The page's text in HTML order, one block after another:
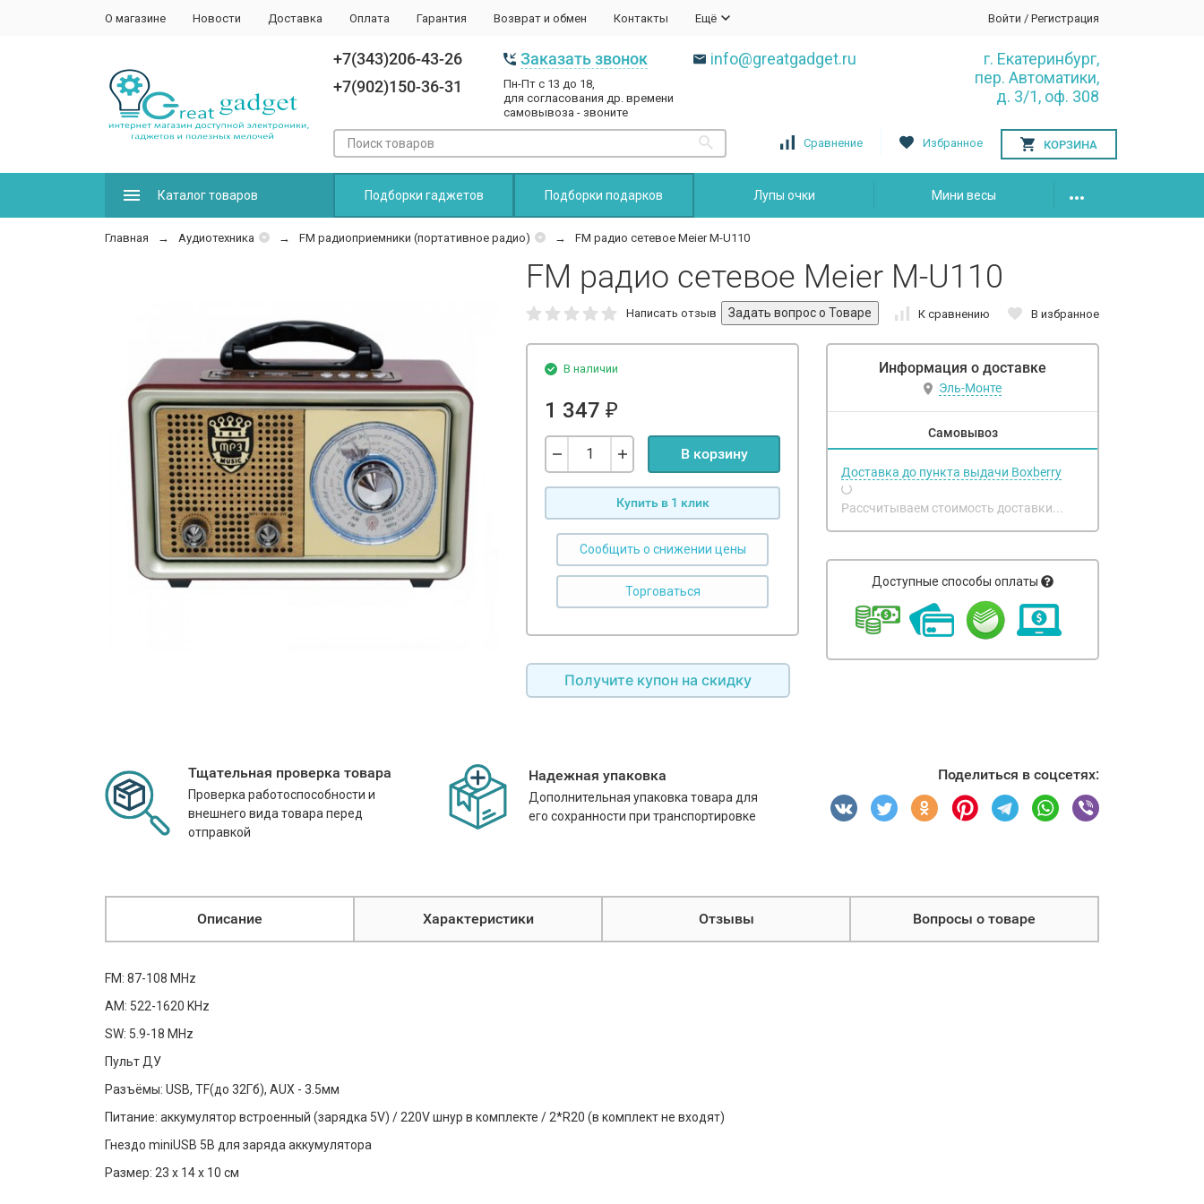
О магазине Новости Доставка Оплата Гарантия Возврат и обмен Контакты Ещё Войти / Регистрация
+7(343)206-43-26
+7(902)150-36-31
Заказать звонок
Пн-Пт с 13 до 18,
для согласования др. времени
самовывоза - звоните
info@greatgadget.ru
г. Екатеринбург,
пер. Автоматики,
д. 3/1, оф. 308
Сравнение Избранное КОРЗИНА
Каталог товаров Подборки гаджетов Подборки подарков Лупы очки Мини весы
Главная Аудиотехника FM радиоприемники (портативное радио) FM радио сетевое Meier M-U110
FM радио сетевое Meier M-U110
Написать отзыв К сравнению В избранное
В наличии
1 347 ₽
В корзину
Купить в 1 клик
Сообщить о снижении цены
Получите купон на скидку
Информация о доставке
Эль-Монте
Самовывоз
Доставка до пункта выдачи Boxberry
Рассчитываем стоимость доставки...
Доступные способы оплаты
Тщательная проверка товара
Проверка работоспособности и
внешнего вида товара перед
отправкой
Надежная упаковка
Дополнительная упаковка товара для
его сохранности при транспортировке
Поделиться в соцсетях:
Описание Характеристики Отзывы Вопросы о товаре
FM: 87-108 MHz
AM: 522-1620 KHz
SW: 5.9-18 MHz
Пульт ДУ
Разъёмы: USB, TF(до 32Гб), AUX - 3.5мм
Питание: аккумулятор встроенный (зарядка 5V) / 220V шнур в комплекте / 2*R20 (в комплект не входят)
Гнездо miniUSB 5B для заряда аккумулятора
Размер: 23 х 14 х 10 см